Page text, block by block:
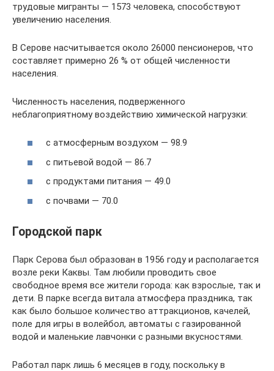
трудовые мигранты — 1573 человека, способствуют
увеличению населения.
В Серове насчитывается около 26000 пенсионеров, что
составляет примерно 26 % от общей численности
населения.
Численность населения, подверженного
неблагоприятному воздействию химической нагрузки:
с атмосферным воздухом — 98.9
с питьевой водой — 86.7
с продуктами питания — 49.0
с почвами — 70.0
Городской парк
Парк Серова был образован в 1956 году и располагается
возле реки Каквы. Там любили проводить свое
свободное время все жители города: как взрослые, так и
дети. В парке всегда витала атмосфера праздника, так
как было большое количество аттракционов, качелей,
поле для игры в волейбол, автоматы с газированной
водой и маленькие лавчонки с разными вкусностями.
Работал парк лишь 6 месяцев в году, поскольку в